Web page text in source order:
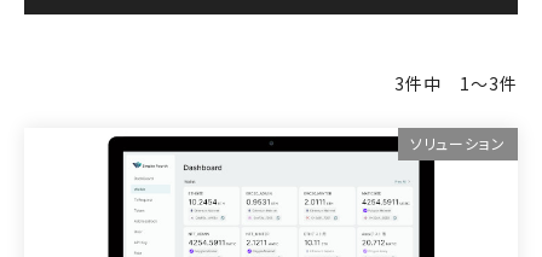
3件中 1〜3件
ソリューション